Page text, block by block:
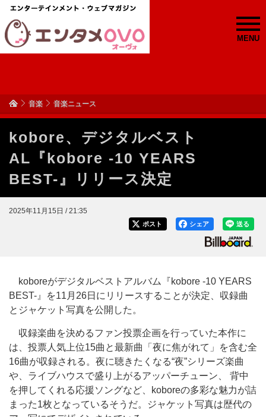
MENU
音楽 音楽ニュース
kobore、デジタルベスト
AL『kobore -10 YEARS
BEST-』リリース決定
2025年11月15日 / 21:35
送る
シェア
ポスト
koboreがデジタルベストアルバム『kobore -10 YEARS
BEST-』を11月26日にリリースすることが決定、収録曲
とジャケット写真を公開した。
収録楽曲を決めるファン投票企画を行っていた本作に
は、投票人気上位15曲と最新曲「夜に焦がれて」を含む全
16曲が収録される。夜に聴きたくなる“夜”シリーズ楽曲
や、ライブハウスで盛り上がるアッパーチューン、 背中
を押してくれる応援ソングなど、koboreの多彩な魅力が詰
まった1枚となっているそうだ。ジャケット写真は歴代の